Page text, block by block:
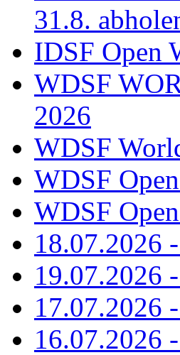
31.8.
IDSF Open
WDSF
2026
WDSF
WDSF
WDSF
18.07.2026
19.07.2026
17.07.2026
16.07.2026